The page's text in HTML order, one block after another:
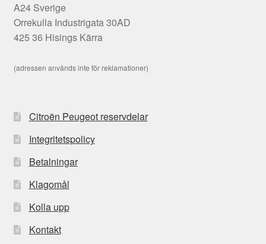
A24 Sverige
Orrekulla Industrigata 30AD
425 36 Hisings Kärra
(adressen används inte för reklamationer)
Citroën Peugeot reservdelar
Integritetspolicy
Betalningar
Klagomål
Kolla upp
Kontakt